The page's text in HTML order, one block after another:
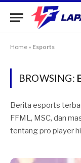
Home » Esports
BROWSING:
Berita esports
FFML, MSC, dan
tentang pro player